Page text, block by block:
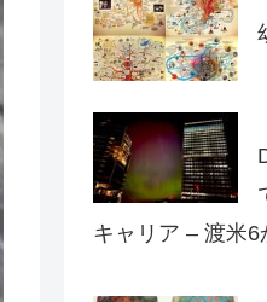
キャリア – 渡米6